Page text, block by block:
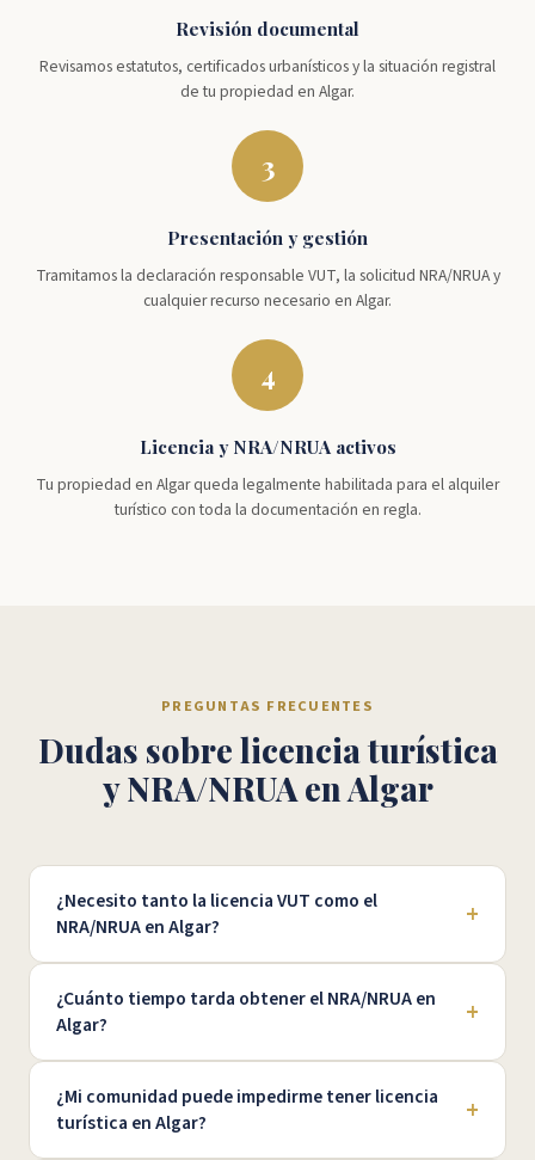
Revisión documental
Revisamos estatutos, certificados urbanísticos y la situación registral
de tu propiedad en Algar.
3
Presentación y gestión
Tramitamos la declaración responsable VUT, la solicitud NRA/NRUA y
cualquier recurso necesario en Algar.
4
Licencia y NRA/NRUA activos
Tu propiedad en Algar queda legalmente habilitada para el alquiler
turístico con toda la documentación en regla.
PREGUNTAS FRECUENTES
Dudas sobre licencia turística
y NRA/NRUA en Algar
¿Necesito tanto la licencia VUT como el
NRA/NRUA en Algar?
+
¿Cuánto tiempo tarda obtener el NRA/NRUA en
Algar?
+
¿Mi comunidad puede impedirme tener licencia
turística en Algar?
+